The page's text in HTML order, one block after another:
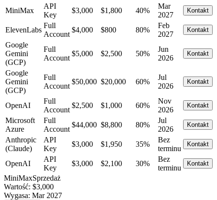
MiniMax
API
Key
$3,000 $1,800 40%
Mar
2027
Kontakt
ElevenLabs
Full
Account
$4,000 $800 80%
Feb
2027
Kontakt
Google
Gemini
(GCP)
Full
Account
$5,000 $2,500 50%
Jun
2026
Kontakt
Google
Gemini
(GCP)
Full
Account
$50,000 $20,000 60%
Jul
2026
Kontakt
OpenAI
Full
Account
$2,500 $1,000 60%
Nov
2026
Kontakt
Microsoft
Azure
Full
Account
$44,000 $8,800 80%
Jul
2026
Kontakt
Anthropic
(Claude)
API
Key
$3,000 $1,950 35%
Bez
terminu
Kontakt
OpenAI
API
Key
$3,000 $2,100 30%
Bez
terminu
Kontakt
MiniMaxSprzedaż
Wartość: $3,000
Wygasa: Mar 2027